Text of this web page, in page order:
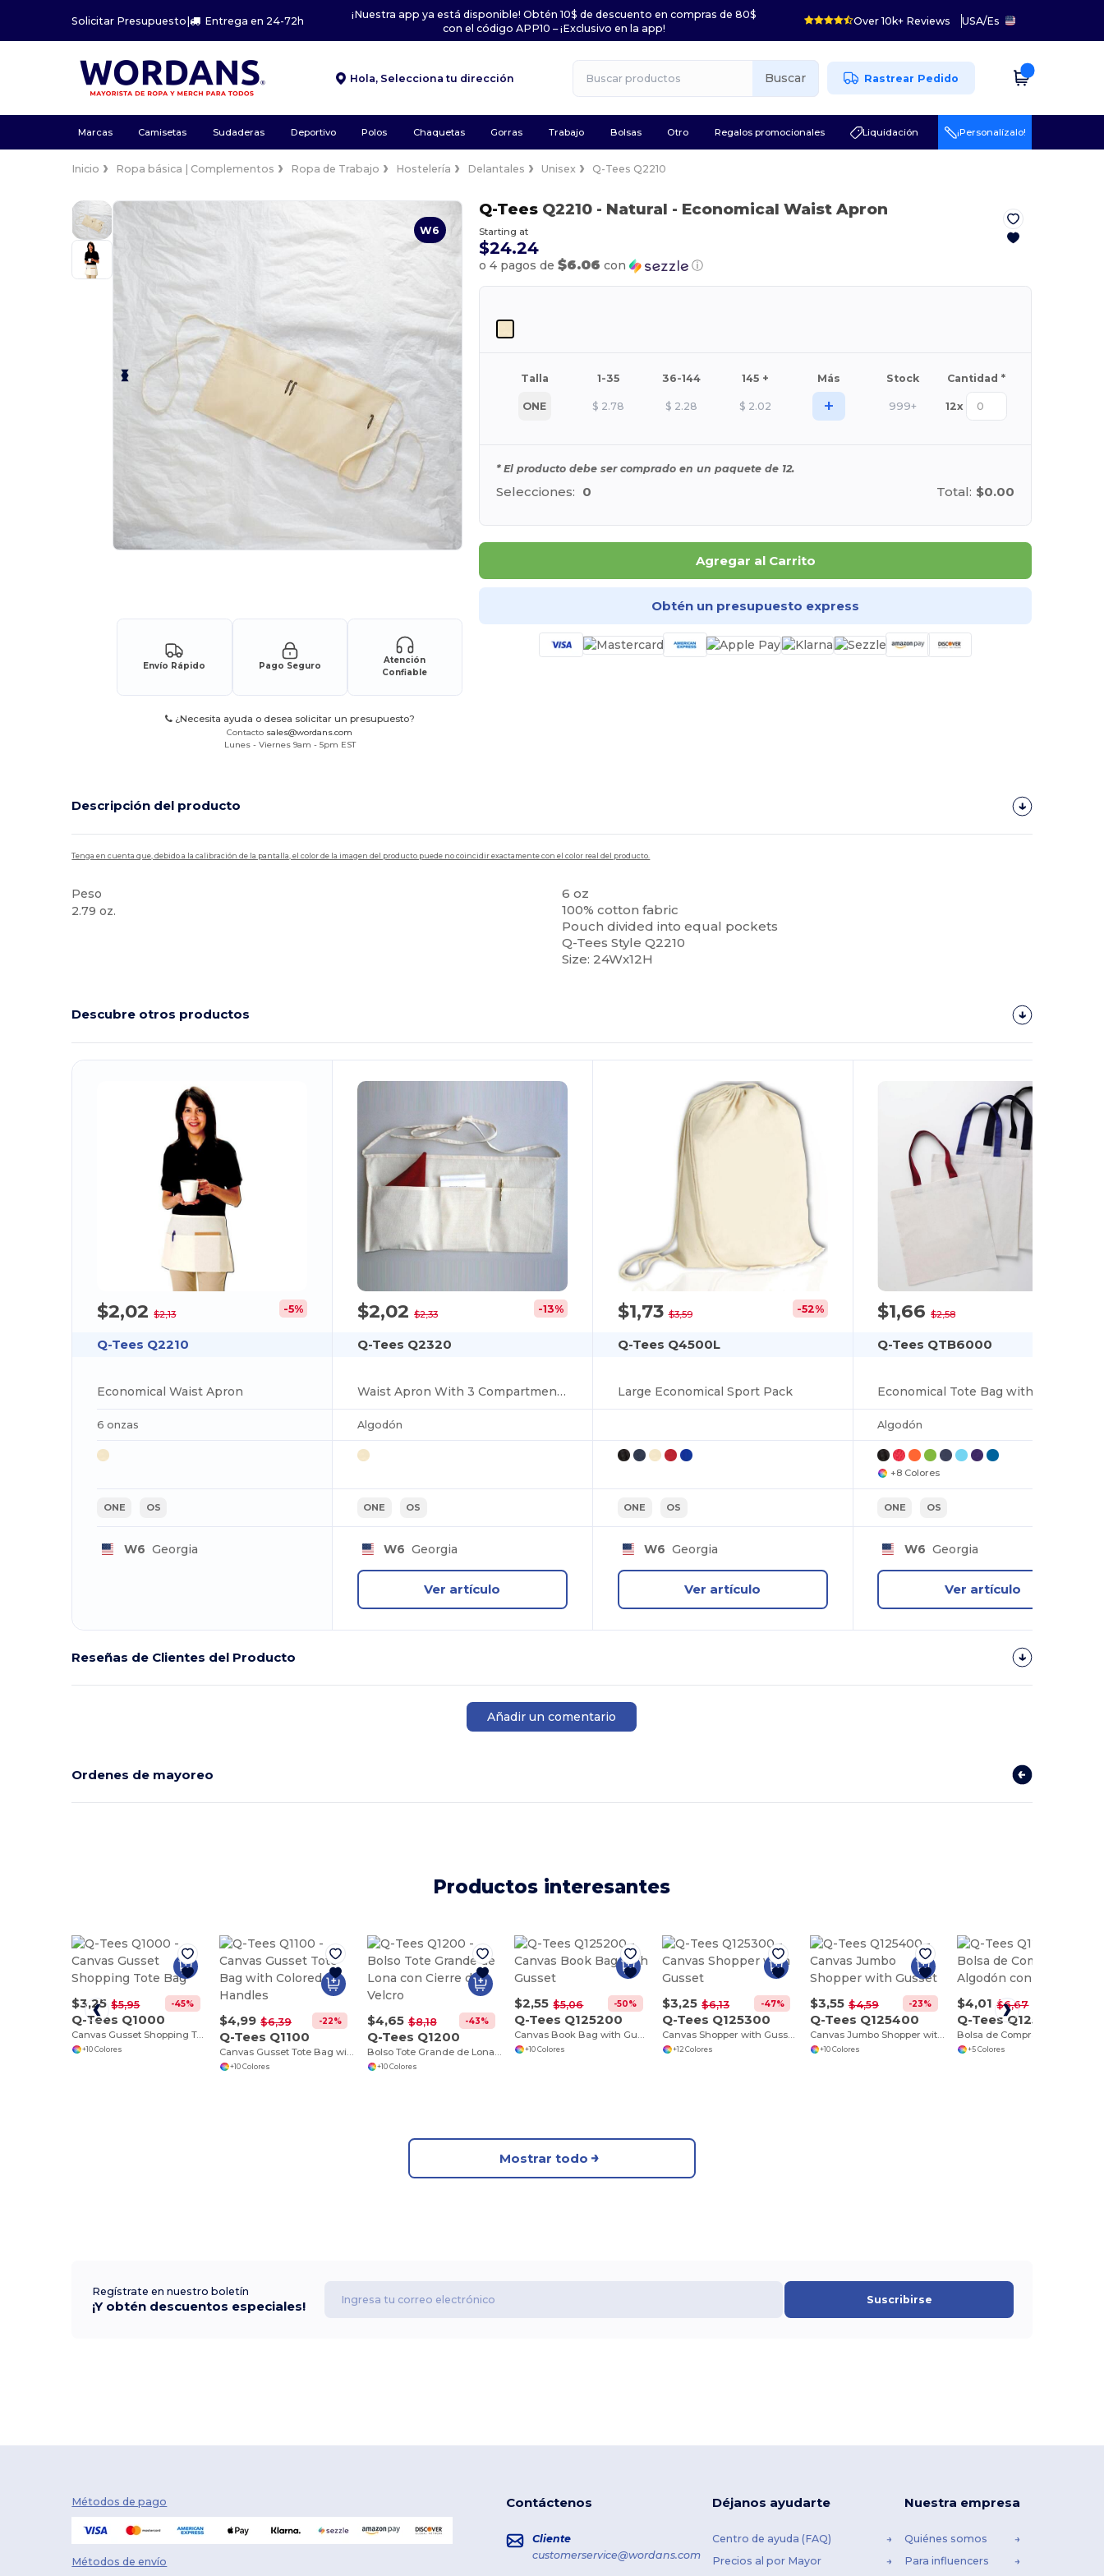
Solicitar Presupuesto| Entrega en 24-72h
¡Nuestra app ya está disponible! Obtén 10$ de descuento en compras de 80$
con el código APP10 – ¡Exclusivo en la app!
Over 10k+ Reviews USA/Es
Hola, Selecciona tu dirección Buscar Rastrear Pedido
Marcas Camisetas Sudaderas Deportivo Polos Chaquetas Gorras Trabajo Bolsas Otro Regalos promocionales Liquidación ¡Personalízalo!
Inicio Ropa básica | Complementos Ropa de Trabajo Hostelería Delantales Unisex Q-Tees Q2210
W6
Envío Rápido Pago Seguro
Atención
Confiable
¿Necesita ayuda o desea solicitar un presupuesto?
Contacto sales@wordans.com
Lunes - Viernes 9am - 5pm EST
Q-TeesQ2210 - Natural - Economical Waist Apron
Starting at
$24.24
o 4 pagos de $6.06 con ⓘ
Talla 1-35 36-144 145 + Más Stock Cantidad *
ONE $ 2.78 $ 2.28 $ 2.02 + 999+ 12x
* El producto debe ser comprado en un paquete de 12.
Selecciones: 0 Total: $0.00
Agregar al Carrito
Obtén un presupuesto express
Descripción del producto
Tenga en cuenta que, debido a la calibración de la pantalla, el color de la imagen del producto puede no coincidir exactamente con el color real del producto.
Peso
2.79 oz.
6 oz
100% cotton fabric
Pouch divided into equal pockets
Q-Tees Style Q2210
Size: 24Wx12H
Descubre otros productos
$2,02$2,13 -5%
Q-Tees Q2210
Economical Waist Apron
6 onzas
ONE OS
W6 Georgia
$2,02 $2,33 -13%
Q-Tees Q2320
Waist Apron With 3 Compartment Pouch
Algodón
ONE OS
W6 Georgia
Ver artículo
$1,73$3,59 -52%
Q-Tees Q4500L
Large Economical Sport Pack
ONE OS
W6 Georgia
Ver artículo
$1,66$2,58
Q-Tees QTB6000
Algodón
+8 Colores
ONE OS
W6 Georgia
Ver artículo
Reseñas de Clientes del Producto
Añadir un comentario
Ordenes de mayoreo
Productos interesantes
$3,25 $5,95 -45%
Q-Tees Q1000
Canvas Gusset Shopping Tote Bag
+10 Colores
$4,99 $6,39 -22%
Q-Tees Q1100
Canvas Gusset Tote Bag with Colored Handles
+10 Colores
$4,65 $8,18 -43%
Q-Tees Q1200
Bolso Tote Grande de Lona con Cierre de Velcro
+10 Colores
$2,55 $5,06 -50%
Q-Tees Q125200
Canvas Book Bag with Gusset
+10 Colores
$3,25 $6,13 -47%
Q-Tees Q125300
Canvas Shopper with Gusset
+12 Colores
$3,55 $4,59 -23%
Q-Tees Q125400
Canvas Jumbo Shopper with Gusset
+10 Colores
$4,01 $6,67
Q-Tees Q125500
+5 Colores
Mostrar todo
Regístrate en nuestro boletín
¡Y obtén descuentos especiales! Suscribirse
Métodos de pago
Métodos de envío
Contáctenos
Cliente
customerservice@wordans.com
Déjanos ayudarte
Centro de ayuda (FAQ)
Precios al por Mayor
Nuestra empresa
Quiénes somos
Para influencers